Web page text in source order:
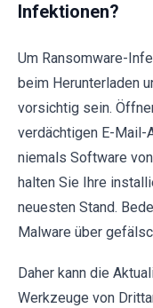
Infektionen?
Um Ransomware-
beim Herunterladen
vorsichtig sein.
verdächtigen E-Mail-
niemals Software
halten Sie Ihre
neuesten Stand.
Malware über
Daher kann die
Werkzeuge von